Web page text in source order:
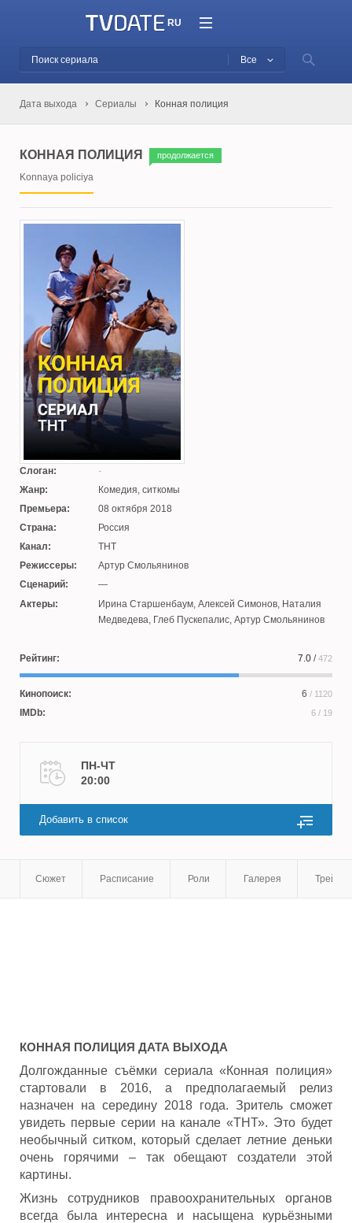
RU
Все
Дата выхода Сериалы Конная полиция
КОННАЯ ПОЛИЦИЯ продолжается
Konnaya policiya
Слоган:
Жанр:
Комедия, ситкомы
Премьера:
08 октября 2018
Страна:
Россия
Канал:
ТНТ
Режиссеры:
Артур Смольянинов
Сценарий:
—
Актеры:
Ирина Старшенбаум, Алексей Симонов, Наталия
Медведева, Глеб Пускепалис, Артур Смольянинов
Рейтинг: 7.0 /472
Кинопоиск: 6 / 1120
IMDb: 6 / 19
ПН-ЧТ
20:00
Добавить в список
Сюжет Расписание Роли Галерея
КОННАЯ ПОЛИЦИЯ ДАТА ВЫХОДА
Долгожданные съёмки сериала «Конная полиция»
стартовали в 2016, а предполагаемый релиз
назначен на середину 2018 года. Зритель сможет
увидеть первые серии на канале «ТНТ». Это будет
необычный ситком, который сделает летние деньки
очень горячими – так обещают создатели этой
картины.
Жизнь сотрудников правоохранительных органов
всегда была интересна и насыщена курьёзными